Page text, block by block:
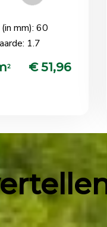
mm): 60
1.7
2 € 51,96